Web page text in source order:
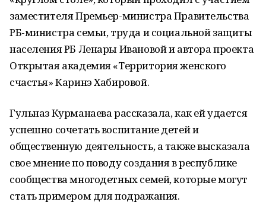
заместителя Премьер-министра Правительства
РБ-министра семьи, труда и социальной защиты
населения РБ Ленары Ивановой и автора проекта
Открытая академия «Территория женского
счастья» Каринэ Хабировой.
Гульназ Курманаева рассказала, как ей удается
успешно сочетать воспитание детей и
общественную деятельность, а также высказала
свое мнение по поводу создания в республике
сообщества многодетных семей, которые могут
стать примером для подражания.